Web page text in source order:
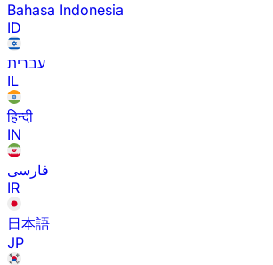
Bahasa Indonesia
ID
עברית
IL
हिन्दी
IN
فارسی
IR
日本語
JP